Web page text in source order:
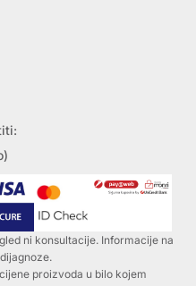
ni konsultacije. Informacije na
proizvoda u bilo kojem